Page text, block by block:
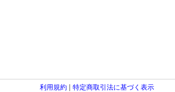
利用規約 | 特定商取引法に基づく表示